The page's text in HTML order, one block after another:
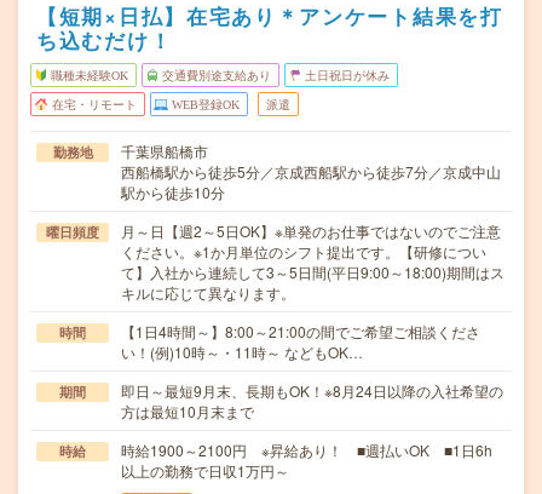
【短期×日払】在宅あり＊アンケート結果を打
ち込むだけ！
職種未経験OK 交通費別途支給あり 土日祝日が休み
在宅・リモート WEB登録OK 派遣
勤務地
千葉県船橋市
西船橋駅から徒歩5分／京成西船駅から徒歩7分／京成中山
駅から徒歩10分
曜日頻度
月～日【週2～5日OK】※単発のお仕事ではないのでご注意
ください。※1か月単位のシフト提出です。【研修につい
て】入社から連続して3～5日間(平日9:00～18:00)期間はス
キルに応じて異なります。
時間
【1日4時間～】8:00～21:00の間でご希望ご相談くださ
い！(例)10時～・11時～ などもOK…
期間
即日～最短9月末、長期もOK！※8月24日以降の入社希望の
方は最短10月末まで
時給
時給1900～2100円 ※昇給あり！ ■週払いOK ■1日6h
以上の勤務で日収1万円～